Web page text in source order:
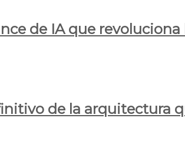
de IA que
de la arquitectura